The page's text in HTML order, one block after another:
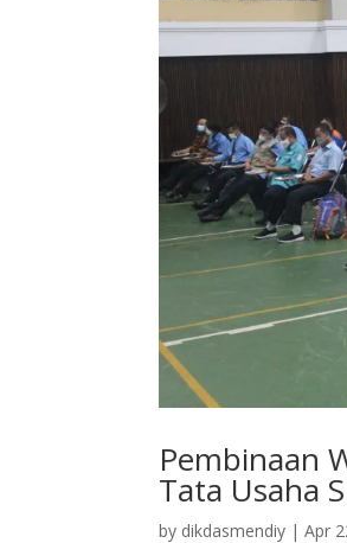
Pembinaan
Tata Usaha
by dikdasmendiy |Apr